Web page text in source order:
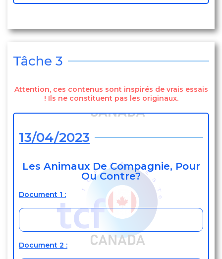
Tâche 3
Attention, ces contenus sont inspirés de vrais essais
! Ils ne constituent pas les originaux.
13/04/2023
Les Animaux De Compagnie, Pour
Ou Contre?
Document 1 :
Document 2 :